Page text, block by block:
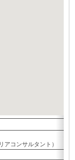
コンサルタント）